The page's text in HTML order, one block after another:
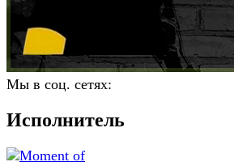
Мы в соц. сетях:
Исполнитель